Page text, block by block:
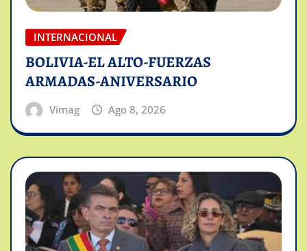
INTERNACIONAL
BOLIVIA-EL ALTO-FUERZAS
ARMADAS-ANIVERSARIO
Vimag Ago 8, 2026